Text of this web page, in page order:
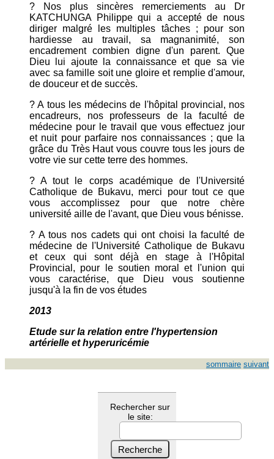
? Nos plus sincères remerciements au Dr
KATCHUNGA Philippe qui a accepté de nous
diriger malgré les multiples tâches ; pour son
hardiesse au travail, sa magnanimité, son
encadrement combien digne d'un parent. Que
Dieu lui ajoute la connaissance et que sa vie
avec sa famille soit une gloire et remplie d'amour,
de douceur et de succès.
? A tous les médecins de l'hôpital provincial, nos
encadreurs, nos professeurs de la faculté de
médecine pour le travail que vous effectuez jour
et nuit pour parfaire nos connaissances ; que la
grâce du Très Haut vous couvre tous les jours de
votre vie sur cette terre des hommes.
? A tout le corps académique de l'Université
Catholique de Bukavu, merci pour tout ce que
vous accomplissez pour que notre chère
université aille de l'avant, que Dieu vous bénisse.
? A tous nos cadets qui ont choisi la faculté de
médecine de l'Université Catholique de Bukavu
et ceux qui sont déjà en stage à l'Hôpital
Provincial, pour le soutien moral et l'union qui
vous caractérise, que Dieu vous soutienne
jusqu'à la fin de vos études
2013
Etude sur la relation entre l'hypertension
artérielle et hyperuricémie
sommaire suivant
Rechercher sur
le site: